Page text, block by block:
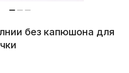
без капюшона для